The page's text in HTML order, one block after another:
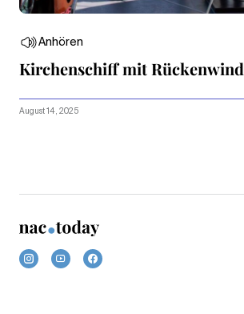
Anhören
Kirchenschiff mit Rückenwind
August 14, 2025